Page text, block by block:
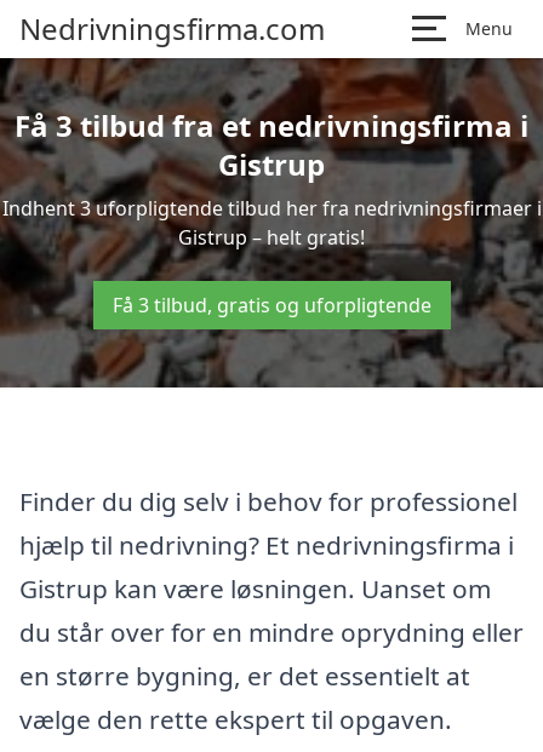
Nedrivningsfirma.com Menu
Få 3 tilbud fra et nedrivningsfirma i
Gistrup
Indhent 3 uforpligtende tilbud her fra nedrivningsfirmaer i
Gistrup – helt gratis!
Få 3 tilbud, gratis og uforpligtende
Finder du dig selv i behov for professionel
hjælp til nedrivning? Et nedrivningsfirma i
Gistrup kan være løsningen. Uanset om
du står over for en mindre oprydning eller
en større bygning, er det essentielt at
vælge den rette ekspert til opgaven.